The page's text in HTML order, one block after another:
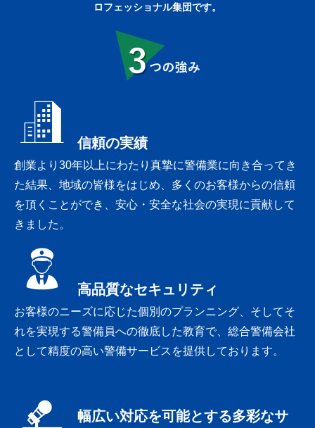
ロフェッショナル集団です。
3つの強み
信頼の実績
創業より30年以上にわたり真摯に警備業に向き合ってき
た結果、地域の皆様をはじめ、多くのお客様からの信頼
を頂くことができ、安心・安全な社会の実現に貢献して
きました。
高品質なセキュリティ
お客様のニーズに応じた個別のプランニング、そしてそ
れを実現する警備員への徹底した教育で、総合警備会社
として精度の高い警備サービスを提供しております。
幅広い対応を可能とする多彩なサ